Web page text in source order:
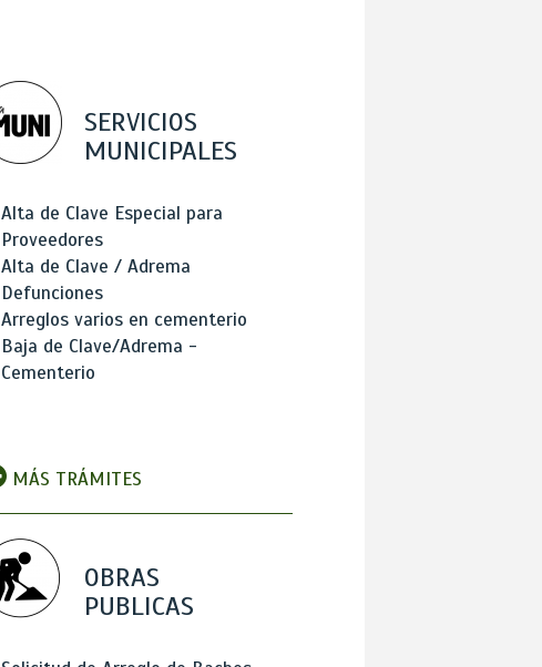
SERVICIOS
MUNICIPALES
Alta de Clave Especial para
Proveedores
Alta de Clave / Adrema
Defunciones
Arreglos varios en cementerio
Baja de Clave/Adrema -
Cementerio
MÁS TRÁMITES
OBRAS
PUBLICAS